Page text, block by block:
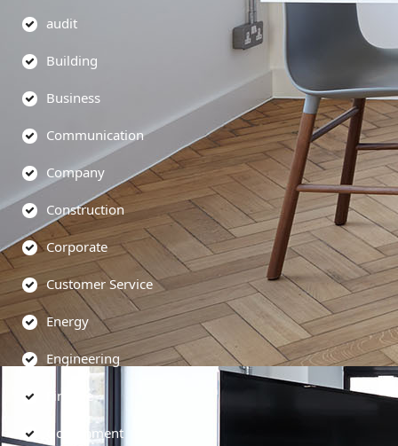
audit
Building
Business
Communication
Company
Construction
Corporate
Customer Service
Energy
Engineering
Finance
Government